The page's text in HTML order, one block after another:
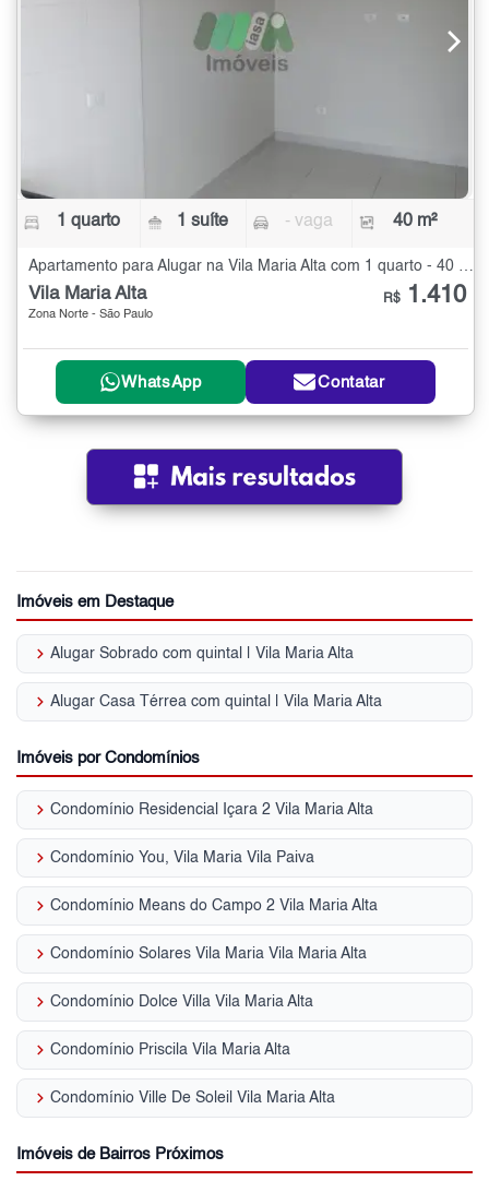
1 quarto 1 suíte - vaga 40 m²
Apartamento para Alugar na Vila Maria Alta com 1 quarto - 40 m²
Vila Maria Alta
Zona Norte - São Paulo
R$ 1.410
WhatsApp Contatar
Imóveis em Destaque
keyboard_arrow_right Alugar Sobrado com quintal | Vila Maria Alta
keyboard_arrow_right Alugar Casa Térrea com quintal | Vila Maria Alta
Imóveis por Condomínios
keyboard_arrow_right Condomínio Residencial Içara 2 Vila Maria Alta
keyboard_arrow_right Condomínio You, Vila Maria Vila Paiva
keyboard_arrow_right Condomínio Means do Campo 2 Vila Maria Alta
keyboard_arrow_right Condomínio Solares Vila Maria Vila Maria Alta
keyboard_arrow_right Condomínio Dolce Villa Vila Maria Alta
keyboard_arrow_right Condomínio Priscila Vila Maria Alta
keyboard_arrow_right Condomínio Ville De Soleil Vila Maria Alta
Imóveis de Bairros Próximos